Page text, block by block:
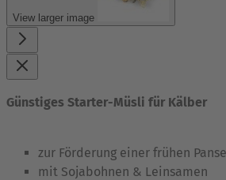
View larger image
Günstiges Starter-Müsli für Kälber
zur Förderung einer frühen
mit Sojabohnen & Leinsamen